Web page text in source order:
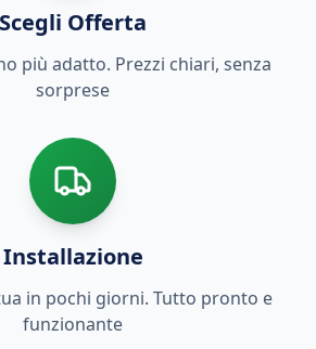
Scegli Offerta
più adatto. Prezzi chiari, senza
sorprese
Installazione
in pochi giorni. Tutto pronto e
funzionante